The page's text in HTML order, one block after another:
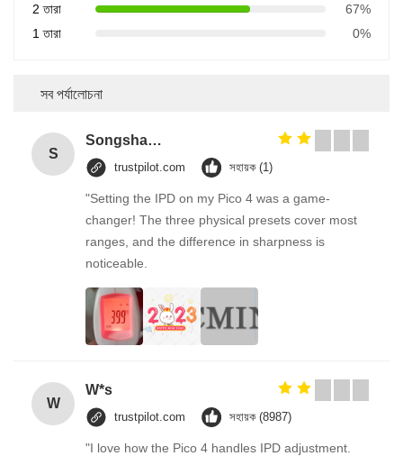
2 তারা
67%
1 তারা
0%
সব পর্যালোচনা
S
Songshang
trustpilot.com সহায়ক (1)
"Setting the IPD on my Pico 4 was a game-
changer! The three physical presets cover most
ranges, and the difference in sharpness is
noticeable.
W
W*s
trustpilot.com সহায়ক (8987)
"I love how the Pico 4 handles IPD adjustment.